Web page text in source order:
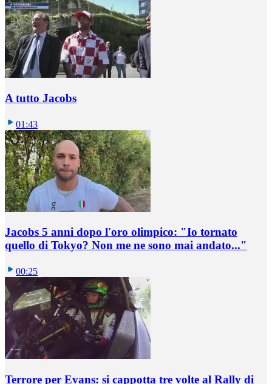
A tutto Jacobs
01:43
Jacobs 5 anni dopo l'oro olimpico: "Io tornato
quello di Tokyo? Non me ne sono mai andato..."
00:25
Terrore per Evans: si cappotta tre volte al Rally di